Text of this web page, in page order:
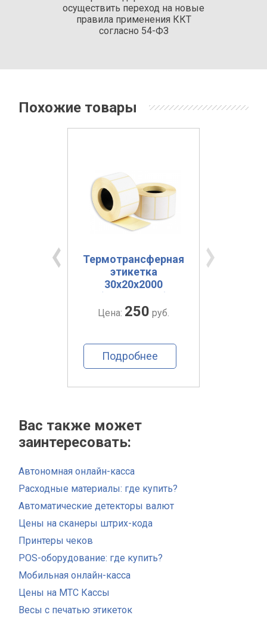
осуществить переход на новые
правила применения ККТ
согласно 54-ФЗ
Похожие товары
Термотрансферная
этикетка
30х20х2000
Цена: 250 руб.
Подробнее
Вас также может
заинтересовать:
Автономная онлайн-касса
Расходные материалы: где купить?
Автоматические детекторы валют
Цены на сканеры штрих-кода
Принтеры чеков
POS-оборудование: где купить?
Мобильная онлайн-касса
Цены на МТС Кассы
Весы с печатью этикеток